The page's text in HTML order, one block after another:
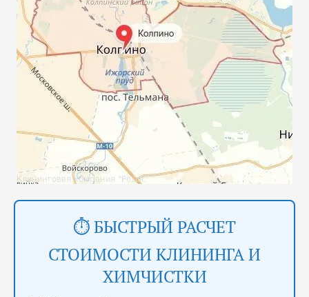
⏱️ БЫСТРЫЙ РАСЧЕТ
СТОИМОСТИ КЛИНИНГА И
ХИМЧИСТКИ